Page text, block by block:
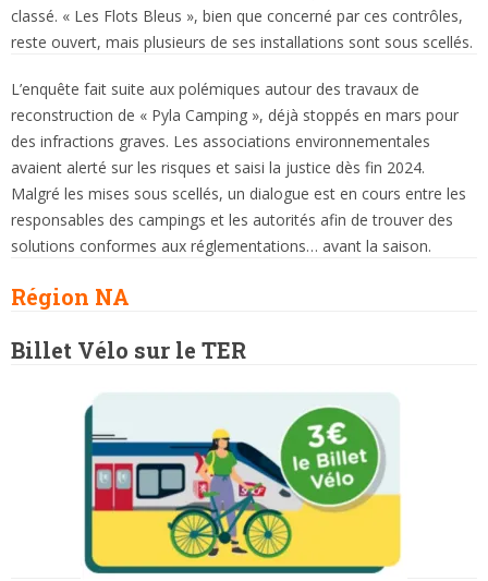
classé. « Les Flots Bleus », bien que concerné par ces contrôles,
reste ouvert, mais plusieurs de ses installations sont sous scellés.
L’enquête fait suite aux polémiques autour des travaux de
reconstruction de « Pyla Camping », déjà stoppés en mars pour
des infractions graves. Les associations environnementales
avaient alerté sur les risques et saisi la justice dès fin 2024.
Malgré les mises sous scellés, un dialogue est en cours entre les
responsables des campings et les autorités afin de trouver des
solutions conformes aux réglementations… avant la saison.
Région NA
Billet Vélo sur le TER